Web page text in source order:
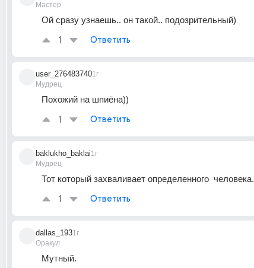
Мастер
Ой сразу узнаешь.. он такой.. подозрительный)
1 Ответить
user_276483740
Мудрец
1г
Похожий на шпиёна))
1 Ответить
baklukho_baklai
Мудрец
1г
Тот который захваливает определенного  человека.
1 Ответить
dallas_193
Оракул
1г
Мутный.